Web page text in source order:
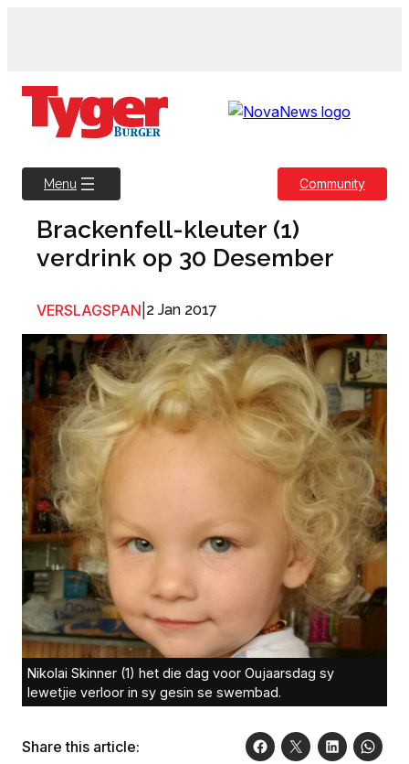
Menu Community
Brackenfell-kleuter (1)
verdrink op 30 Desember
VERSLAGSPAN 2 Jan 2017
Nikolai Skinner (1) het die dag voor Oujaarsdag sy
lewetjie verloor in sy gesin se swembad.
Share this article: